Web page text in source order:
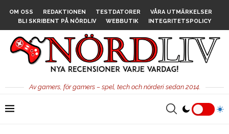
OM OSS REDAKTIONEN TESTDATORER
VÅRA UTMÄRKELSER
BLI SKRIBENT PÅ NÖRDLIV
WEBBUTIK INTEGRITETSPOLICY
Av gamers, för gamers – spel, tech och nörderi sedan 2014.